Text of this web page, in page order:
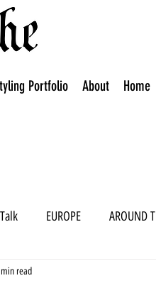
Portfolio About Home
EUROPE AROUND
read